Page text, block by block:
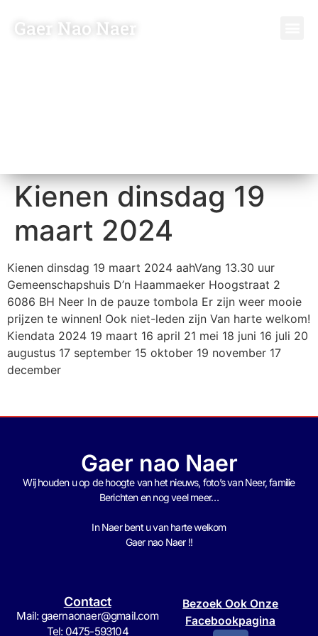
Gaer Nao Naer
Kienen dinsdag 19
maart 2024
Kienen dinsdag 19 maart 2024 aahVang 13.30 uur
Gemeenschapshuis D’n Haammaeker Hoogstraat 2
6086 BH Neer In de pauze tombola Er zijn weer mooie
prijzen te winnen! Ook niet-leden zijn Van harte welkom!
Kiendata 2024 19 maart 16 april 21 mei 18 juni 16 juli 20
augustus 17 september 15 oktober 19 november 17
december
Gaer nao Naer
Wij houden u op de hoogte van het nieuws, foto’s van Neer, familie
Berichten en nog veel meer…
In Naer bent u van harte welkom
Gaer nao Naer !!
Contact
Mail: gaernaonaer@gmail.com
Tel: 0475-593104
Bezoek Ook Onze
Facebookpagina